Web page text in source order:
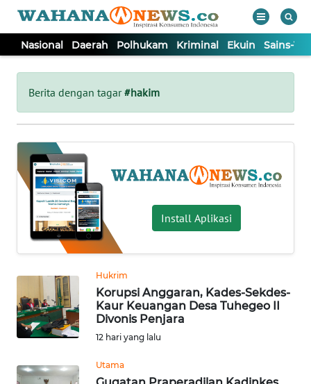
Nasional Daerah Polhukam Kriminal Ekuin Sains-
Berita dengan tagar#hakim
Install Aplikasi
Hukrim
Korupsi Anggaran, Kades-Sekdes-
Kaur Keuangan Desa Tuhegeo II
Divonis Penjara
12 hari yang lalu
Utama
Tutup
NASIONAL
DAERAH
POLHUKAM
KRIMINAL
EKUIN
SAINS-TEKNO